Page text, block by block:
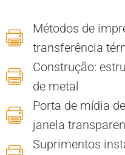
Métodos de
transferência
Construção:
de metal
Porta de mídia
janela
Suprimentos